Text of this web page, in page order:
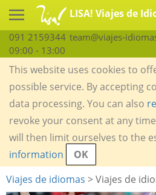
LISA! Viajes de
091 2159344 team@viajes-
09:00 - 13:00
This website uses cookies to
possible service. By accepting
data processing. You can also
revoke your consent at any
will then limit ourselves to the
information
OK
Viajes de idiomas > Viajes de